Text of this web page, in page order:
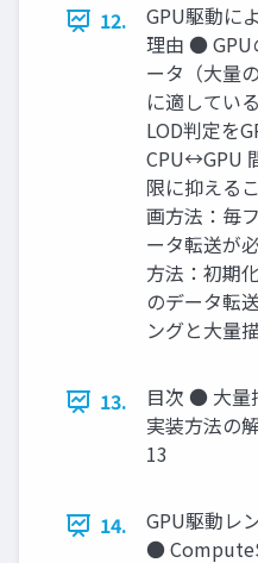
12.
GPU駆動に
理由 ●
ータ（大量
に適してい
LOD判定を
CPU↔GPU
限に抑える
画方法：毎
ータ転送が
方法：初期
のデータ転
ングと大量
13.
目次 ● 大量
実装方法の
13
14.
GPU駆動レ
●